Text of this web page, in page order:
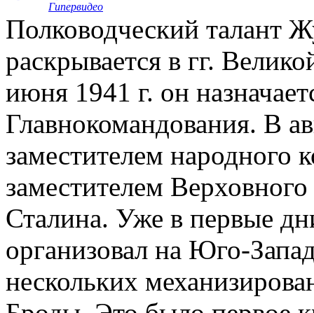
Гипервидео
Полководческий талант
раскрывается в гг.
июня 1941 г. он
Главнокомандования. В
заместителем
заместителем
Сталина. Уже в первые
организовал на Юго-
нескольких